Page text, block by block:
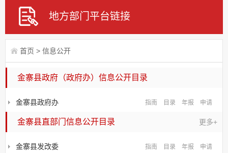
地方部门 平台链接
首页 > 信息公开
金寨县政府（政府办）信息公开目录
指南 目录 年报 申请
金寨县政府办
更多+
金寨县直部门信息公开目录
指南 目录 年报 申请
金寨县发改委